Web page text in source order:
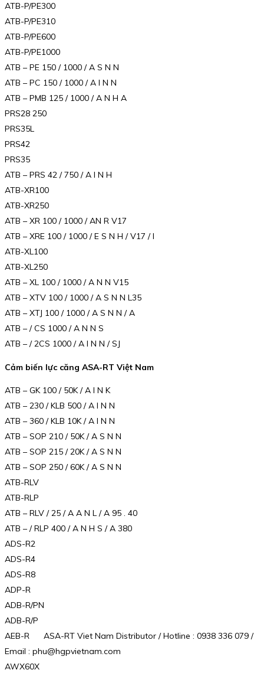
ATB-P/PE300
ATB-P/PE310
ATB-P/PE600
ATB-P/PE1000
ATB – PE 150 / 1000 / A S N N
ATB – PC 150 / 1000 / A I N N
ATB – PMB 125 / 1000 / A N H A
PRS28 250
PRS35L
PRS42
PRS35
ATB – PRS 42 / 750 / A I N H
ATB-XR100
ATB-XR250
ATB – XR 100 / 1000 / AN R V17
ATB – XRE 100 / 1000 / E S N H / V17 / I
ATB-XL100
ATB-XL250
ATB – XL 100 / 1000 / A N N V15
ATB – XTV 100 / 1000 / A S N N L35
ATB – XTJ 100 / 1000 / A S N N / A
ATB – / CS 1000 / A N N S
ATB – / 2CS 1000 / A I N N / SJ
Cảm biến lực căng ASA-RT Việt Nam
ATB – GK 100 / 50K / A I N K
ATB – 230 / KLB 500 / A I N N
ATB – 360 / KLB 10K / A I N N
ATB – SOP 210 / 50K / A S N N
ATB – SOP 215 / 20K / A S N N
ATB – SOP 250 / 60K / A S N N
ATB-RLV
ATB-RLP
ATB – RLV / 25 / A A N L / A 95 . 40
ATB – / RLP 400 / A N H S / A 380
ADS-R2
ADS-R4
ADS-R8
ADP-R
ADB-R/PN
ADB-R/P
AEB-R ASA-RT Viet Nam Distributor / Hotline : 0938 336 079 /
Email : phu@hgpvietnam.com
AWX60X